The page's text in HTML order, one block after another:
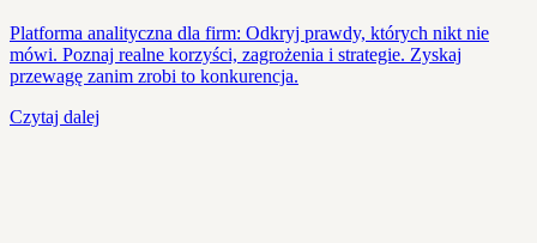
Platforma analityczna dla firm: Odkryj prawdy, których nikt nie
mówi. Poznaj realne korzyści, zagrożenia i strategie. Zyskaj
przewagę zanim zrobi to konkurencja.
Czytaj dalej